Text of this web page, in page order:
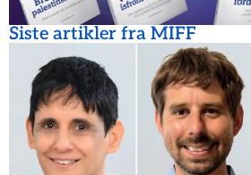
Siste artikler fra MIFF